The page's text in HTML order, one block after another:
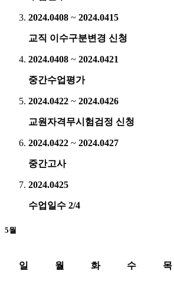
2024.0408 ~ 2024.0415
교직 이수구분변경 신청
2024.0408 ~ 2024.0421
중간수업평가
2024.0422 ~ 2024.0426
교원자격무시험검정 신청
2024.0422 ~ 2024.0427
중간고사
2024.0425
수업일수 2/4
5월
일 월 화 수 목